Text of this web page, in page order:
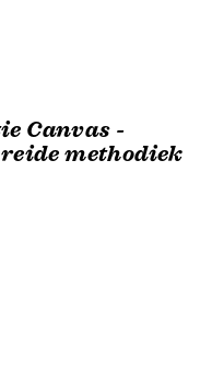
Canvas -
methodiek